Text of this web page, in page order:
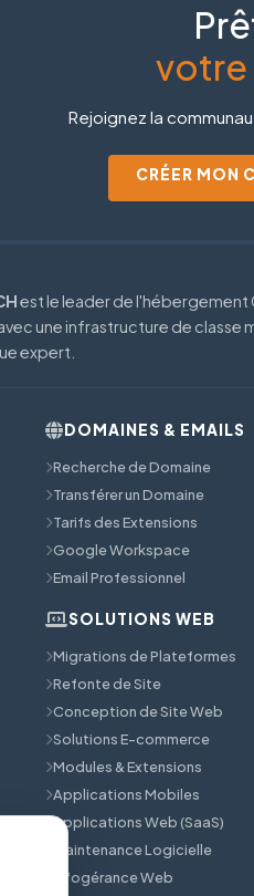
votre
Rejoignez la
CRÉER MON
est le leader de l'hébergement
une infrastructure de classe
expert.
DOMAINES & EMAILS
Recherche de Domaine
Transférer un Domaine
Tarifs des Extensions
Google Workspace
Email Professionnel
SOLUTIONS WEB
Migrations de Plateformes
Refonte de Site
Conception de Site Web
Solutions E-commerce
Modules & Extensions
Applications Mobiles
Applications Web (SaaS)
Maintenance Logicielle
Infogérance Web